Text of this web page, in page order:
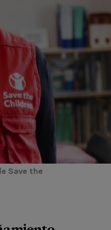
Save the